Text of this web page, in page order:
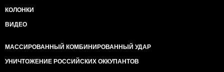
КОЛОНКИ
ВИДЕО
МАССИРОВАННЫЙ КОМБИНИРОВАННЫЙ УДАР
УНИЧТОЖЕНИЕ РОССИЙСКИХ ОККУПАНТОВ